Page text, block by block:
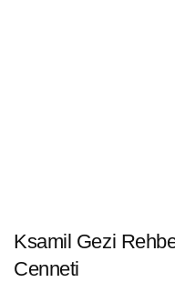
Ksamil Gezi
Cenneti